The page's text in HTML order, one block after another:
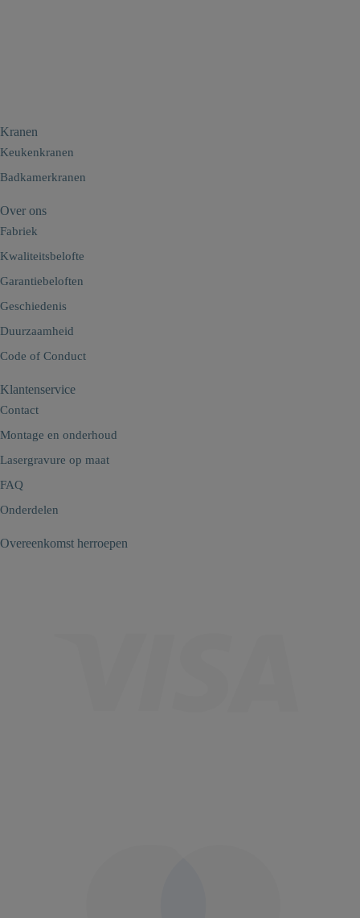
Kranen
Keukenkranen
Badkamerkranen
Over ons
Fabriek
Kwaliteitsbelofte
Garantiebeloften
Geschiedenis
Duurzaamheid
Code of Conduct
Klantenservice
Contact
Montage en onderhoud
Lasergravure op maat
FAQ
Onderdelen
Overeenkomst herroepen